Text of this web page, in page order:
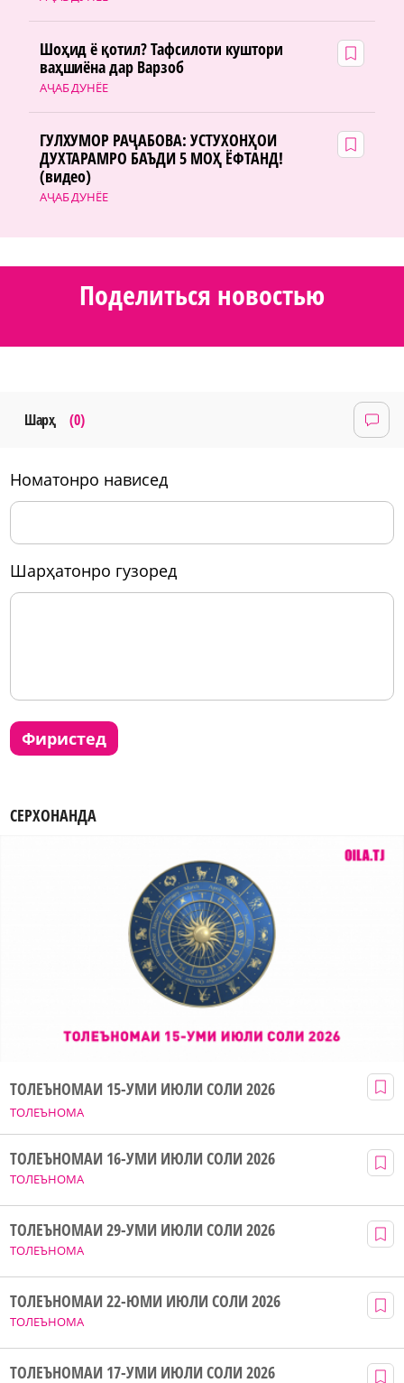
АҶАБ ДУНЁЕ
Шоҳид ё қотил? Тафсилоти куштори
ваҳшиёна дар Варзоб
АҶАБ ДУНЁЕ
ГУЛХУМОР РАҶАБОВА: УСТУХОНҲОИ
ДУХТАРАМРО БАЪДИ 5 МОҲ ЁФТАНД!
(видео)
Поделиться новостью
Шарҳ (0)
номатонро нависед
шарҳатонро гузоред
фиристед
СЕРХОНАНДА
ТОЛЕЪНОМА
ТОЛЕЪНОМАИ 15-УМИ ИЮЛИ СОЛИ 2026
ТОЛЕЪНОМА
ТОЛЕЪНОМАИ 16-УМИ ИЮЛИ СОЛИ 2026
ТОЛЕЪНОМА
ТОЛЕЪНОМАИ 29-УМИ ИЮЛИ СОЛИ 2026
ТОЛЕЪНОМА
ТОЛЕЪНОМАИ 22-ЮМИ ИЮЛИ СОЛИ 2026
ТОЛЕЪНОМАИ 17-УМИ ИЮЛИ СОЛИ 2026